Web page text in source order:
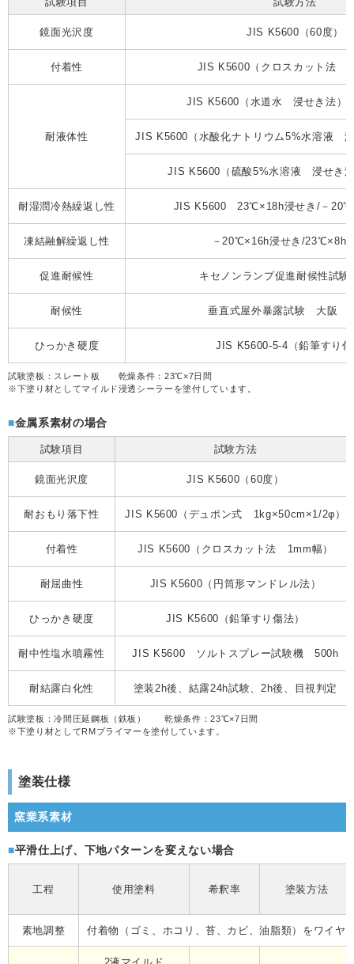
鏡面光沢度 JIS K5600（60度）
付着性 JIS K5600（クロスカット法
耐液体性
JIS K5600（水道水 浸せき法）
JIS K5600（水酸化ナトリウム5%水溶液
JIS K5600（硫酸5%水溶液 浸せき
耐湿潤冷熱繰返し性 JIS K5600 23℃×18h浸せき/－
凍結融解繰返し性 －20℃×16h浸せき/23℃×8h
促進耐候性 キセノンランプ促進耐候性試
耐候性 垂直式屋外暴露試験 大阪
ひっかき硬度 JIS K5600-5-4（鉛筆すり
試験塗板： スレート板 乾燥条件：23℃×7日間
※下塗り材としてマイルド浸透シーラーを塗付しています。
金属系素材の場合
試験項目 試験方法
鏡面光沢度 JIS K5600（60度）
耐おもり落下性 JIS K5600（デュポン式 1kg×50cm×1/2φ）
付着性 JIS K5600（クロスカット法 1mm幅）
耐屈曲性 JIS K5600（円筒形マンドレル法）
ひっかき硬度 JIS K5600（鉛筆すり傷法）
耐中性塩水噴霧性 JIS K5600 ソルトスプレー試験機 500h
耐結露白化性 塗装2h後、結露24h試験、2h後、目視判定
試験塗板：冷間圧延鋼板（鉄板） 乾燥条件：23℃×7日間
※下塗り材としてRMプライマーを塗付しています。
塗装仕様
窯業系素材
平滑仕上げ、下地パターンを変えない場合
工程 使用塗料 希釈率 塗装方法
素地調整 付着物（ゴミ、ホコリ、苔、カビ、油脂類）をワイヤ